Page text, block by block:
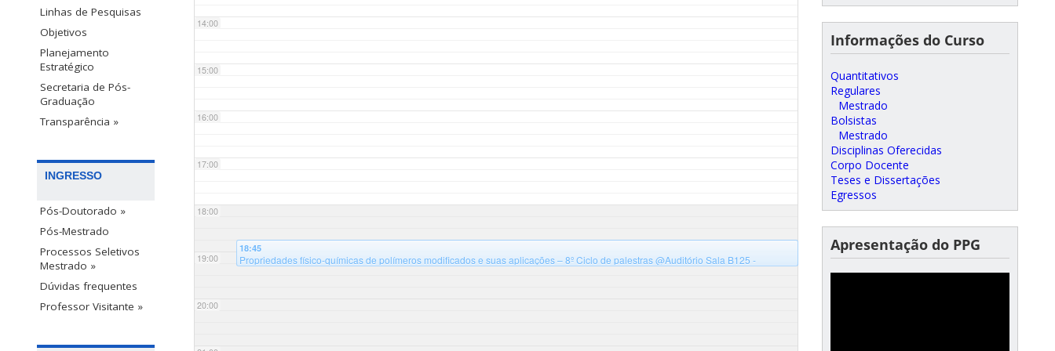
Linhas de Pesquisas
Objetivos
Planejamento
Estratégico
Secretaria de Pós-
Graduação
Transparência »
INGRESSO
Pós-Doutorado »
Pós-Mestrado
Processos Seletivos
Mestrado »
Dúvidas frequentes
Professor Visitante »
14:00
15:00
16:00
17:00
18:00
19:00
20:00
18:45
Propriedades físico-químicas de polímeros modificados e suas aplicações – 8º Ciclo de palestras@Auditório Sala B125 -
Informações do Curso
Quantitativos
Regulares
Mestrado
Bolsistas
Mestrado
Disciplinas Oferecidas
Corpo Docente
Teses e Dissertações
Egressos
Apresentação do PPG